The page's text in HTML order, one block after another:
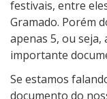
festivais, entre
Gramado. Porém
apenas 5, ou
importante
Se estamos
documento do